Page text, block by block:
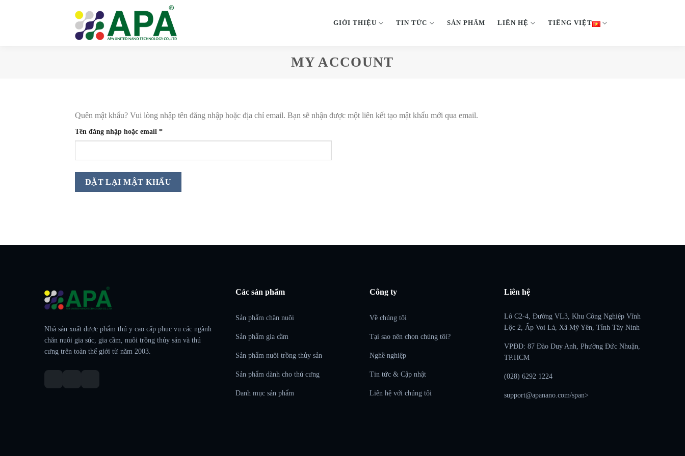
GIỚI THIỆU TIN TỨC SẢN PHẨM LIÊN HỆ TIẾNG VIỆT
MY ACCOUNT
Quên mật khẩu? Vui lòng nhập tên đăng nhập hoặc địa chỉ email. Bạn sẽ nhận được một liên kết tạo mật khẩu mới qua email.
Tên đăng nhập hoặc email *Bắt
buộc
ĐẶT LẠI MẬT KHẨU
Nhà sản xuất dược phẩm thú y cao cấp phục vụ các ngành
chăn nuôi gia súc, gia cầm, nuôi trồng thủy sản và thú
cưng trên toàn thế giới từ năm 2003.
Các sản phẩm
Sản phẩm chăn nuôi
Sản phẩm gia cầm
Sản phẩm nuôi trồng thủy sản
Sản phẩm dành cho thú cưng
Danh mục sản phẩm
Công ty
Về chúng tôi
Tại sao nên chọn chúng tôi?
Nghề nghiệp
Tin tức & Cập nhật
Liên hệ với chúng tôi
Liên hệ
Lô C2-4, Đường VL3, Khu Công Nghiệp Vĩnh
Lộc 2, Ấp Voi Lá, Xã Mỹ Yên, Tỉnh Tây Ninh
VPĐD: 87 Đào Duy Anh, Phường Đức Nhuận,
TP.HCM
(028) 6292 1224
support@apanano.com/span>